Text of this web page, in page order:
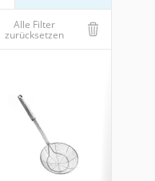
Alle Filter
zurücksetzen